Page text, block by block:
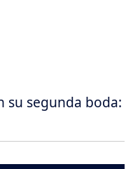
su segunda boda: